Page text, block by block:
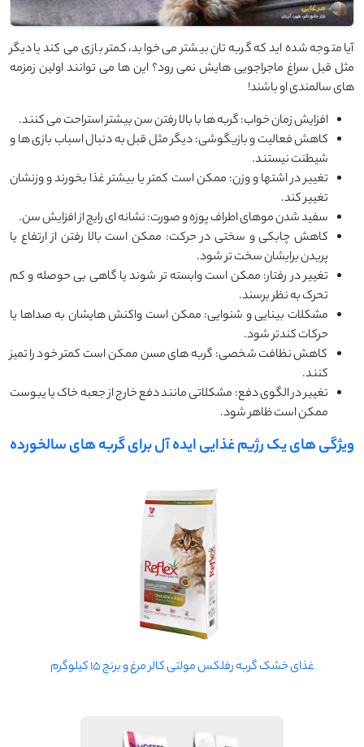
آیا متوجه شده‌ اید که گربه ‌تان بیشتر می‌ خوابد، کمتر بازی می ‌کند یا دیگر
مثل قبل سراغ ماجراجویی ‌هایش نمی ‌رود؟ این ‌ها می ‌توانند اولین زمزمه
‌های سالمندی او باشند!
افزایش زمان خواب: گربه ‌ها با بالا رفتن سن بیشتر استراحت می ‌کنند.
کاهش فعالیت و بازیگوشی: دیگر مثل قبل به دنبال اسباب ‌بازی ‌ها و
شیطنت نیستند.
تغییر در اشتها و وزن: ممکن است کمتر یا بیشتر غذا بخورند و وزنشان
تغییر کند.
سفید شدن موهای اطراف پوزه و صورت: نشانه ‌ای رایج از افزایش سن.
کاهش چابکی و سختی در حرکت: ممکن است بالا رفتن از ارتفاع یا
پریدن برایشان سخت ‌تر شود.
تغییر در رفتار: ممکن است وابسته ‌تر شوند یا گاهی بی ‌حوصله و کم
‌تحرک به نظر برسند.
مشکلات بینایی و شنوایی: ممکن است واکنش ‌هایشان به صداها یا
حرکات کندتر شود.
کاهش نظافت شخصی: گربه ‌های مسن ممکن است کمتر خود را تمیز
کنند.
تغییر در الگوی دفع: مشکلاتی مانند دفع خارج از جعبه خاک یا یبوست
ممکن است ظاهر شود.
ویژگی‌ های یک رژیم غذایی ایده ‌آل برای گربه‌ های سالخورده
غذای خشک گربه رفلکس مولتی کالر مرغ و برنج 15 کیلوگرم